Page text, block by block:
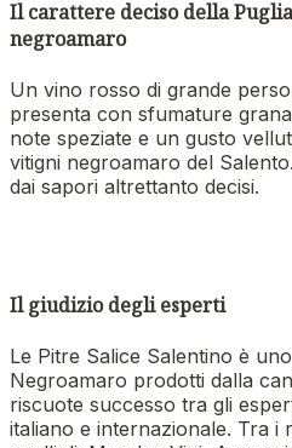
Il carattere deciso della
negroamaro
Un vino rosso di grande
presenta con sfumature
note speziate e un gusto
vitigni negroamaro del
dai sapori altrettanto decisi.
Il giudizio degli esperti
Le Pitre Salice Salentino è
Negroamaro prodotti dalla
riscuote successo tra gli
italiano e internazionale. Tra i